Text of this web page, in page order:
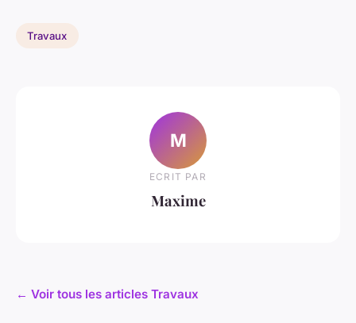
Travaux
M
ECRIT PAR
Maxime
← Voir tous les articles Travaux